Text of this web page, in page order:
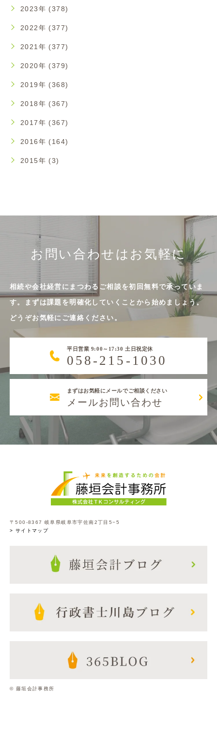
2023年 (378)
2022年 (377)
2021年 (377)
2020年 (379)
2019年 (368)
2018年 (367)
2017年 (367)
2016年 (164)
2015年 (3)
お問い合わせはお気軽に
相続や会社経営にまつわるご相談を初回無料で承っていま
す。まずは課題を明確化していくことから始めましょう。
どうぞお気軽にご連絡ください。
平日営業 9:00～17:30 土日祝定休
058-215-1030
まずはお気軽にメールでご相談ください
メールお問い合わせ
〒500-8367 岐阜県岐阜市宇佐南2丁目5−5
> サイトマップ
© 藤垣会計事務所